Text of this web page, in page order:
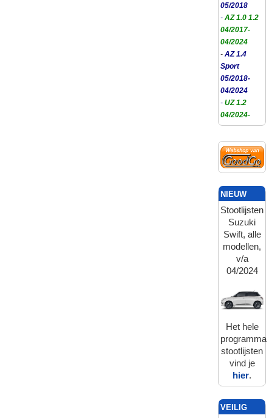
05/2018
- AZ 1.0 1.2
04/2017-
04/2024
- AZ 1.4
Sport
05/2018-
04/2024
- UZ 1.2
04/2024-
NIEUW
Stootlijsten
Suzuki
Swift, alle
modellen,
v/a
04/2024
Het hele
programma
stootlijsten
vind je
hier.
VEILIG